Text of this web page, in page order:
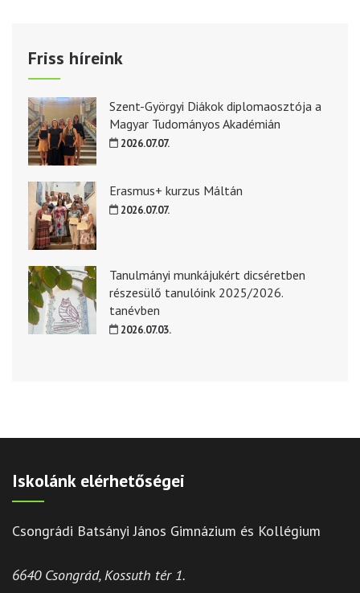
Friss híreink
Szent-Györgyi Diákok diplomaosztója a
Magyar Tudományos Akadémián
2026.07.07.
Erasmus+ kurzus Máltán
2026.07.07.
Tanulmányi munkájukért dicséretben
részesülő tanulóink 2025/2026.
tanévben
2026.07.03.
Iskolánk elérhetőségei
Csongrádi Batsányi János Gimnázium és Kollégium
6640 Csongrád, Kossuth tér 1.